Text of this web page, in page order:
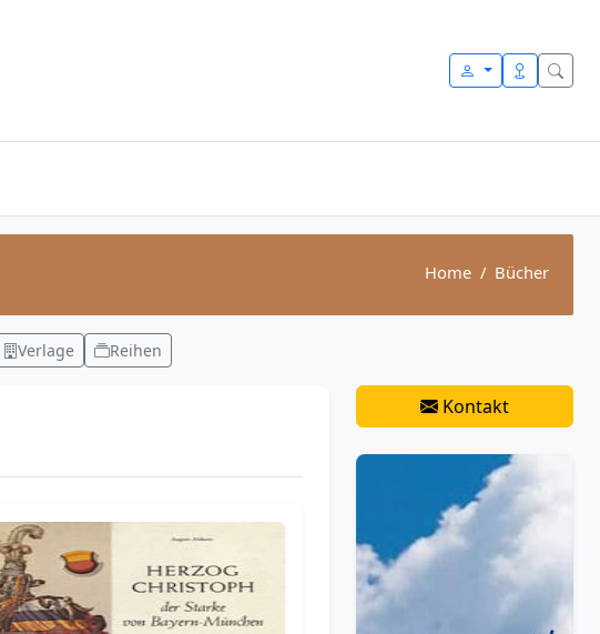
Home Bücher
Verlage Reihen
Kontakt